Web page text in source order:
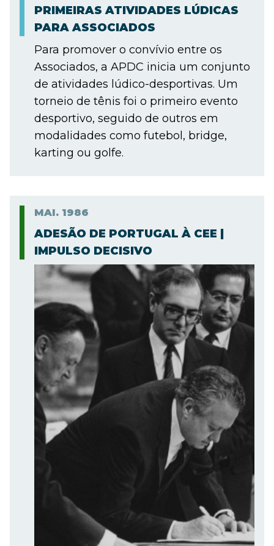
PRIMEIRAS ATIVIDADES LÚDICAS
PARA ASSOCIADOS
Para promover o convívio entre os
Associados, a APDC inicia um conjunto
de atividades lúdico-desportivas. Um
torneio de tênis foi o primeiro evento
desportivo, seguido de outros em
modalidades como futebol, bridge,
karting ou golfe.
MAI. 1986
ADESÃO DE PORTUGAL À CEE |
IMPULSO DECISIVO